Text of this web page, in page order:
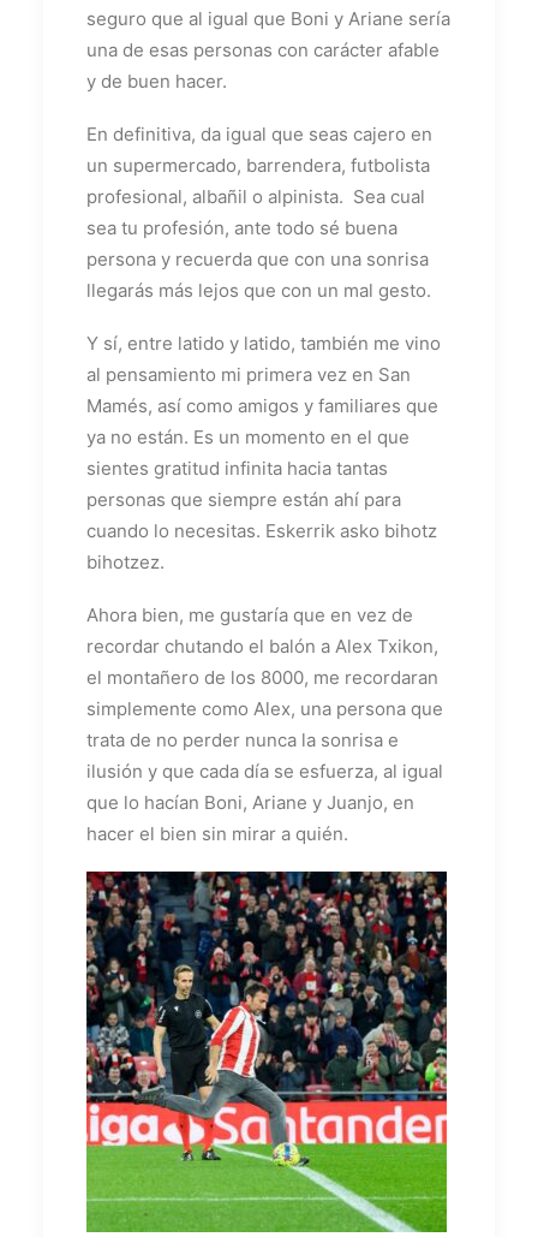
seguro que al igual que Boni y Ariane sería
una de esas personas con carácter afable
y de buen hacer.
En definitiva, da igual que seas cajero en
un supermercado, barrendera, futbolista
profesional, albañil o alpinista. Sea cual
sea tu profesión, ante todo sé buena
persona y recuerda que con una sonrisa
llegarás más lejos que con un mal gesto.
Y sí, entre latido y latido, también me vino
al pensamiento mi primera vez en San
Mamés, así como amigos y familiares que
ya no están. Es un momento en el que
sientes gratitud infinita hacia tantas
personas que siempre están ahí para
cuando lo necesitas. Eskerrik asko bihotz
bihotzez.
Ahora bien, me gustaría que en vez de
recordar chutando el balón a Alex Txikon,
el montañero de los 8000, me recordaran
simplemente como Alex, una persona que
trata de no perder nunca la sonrisa e
ilusión y que cada día se esfuerza, al igual
que lo hacían Boni, Ariane y Juanjo, en
hacer el bien sin mirar a quién.